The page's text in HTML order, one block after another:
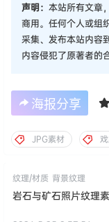
声明： 本站所有文章
商用。任何个人或组
采集、发布本站内容
内容侵犯了原著者的
海报分享
JPG素材
纹理/材质 背景纹理
岩石与矿石照片纹理